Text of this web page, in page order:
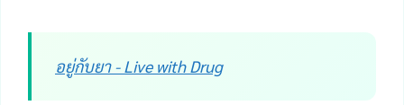
อยู่กับยา - Live with Drug